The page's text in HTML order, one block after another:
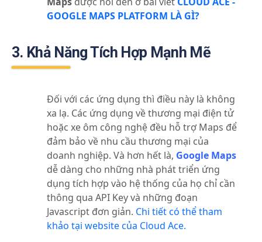
GOOGLE MAPS PLATFORM LÀ GÌ?
3. Khả Năng Tích Hợp Mạnh Mẽ
Đối với các ứng dụng thì điều này là không
xa lạ. Các ứng dụng về thương mại điện tử
hoặc xe ôm công nghệ đều hỗ trợ Maps để
đảm bảo về nhu cầu thương mại của
doanh nghiệp. Và hơn hết là, Google Maps
dễ dàng cho những nhà phát triển ứng
dụng tích hợp vào hệ thống của họ chỉ cần
thông qua API Key và những đoạn
Javascript đơn giản. Chi tiết có thể tham
khảo tại website của Cloud Ace.